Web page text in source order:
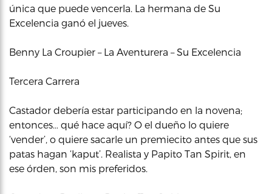
única que puede vencerla. La hermana de Su
Excelencia ganó el jueves.
Benny La Croupier – La Aventurera – Su Excelencia
Tercera Carrera
Castador debería estar participando en la novena;
entonces… qué hace aquí? O el dueño lo quiere
‘vender’, o quiere sacarle un premiecito antes que sus
patas hagan ‘kaput’. Realista y Papito Tan Spirit, en
ese órden, son mis preferidos.